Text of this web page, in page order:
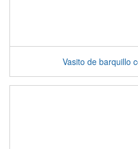
Vasito de barquillo